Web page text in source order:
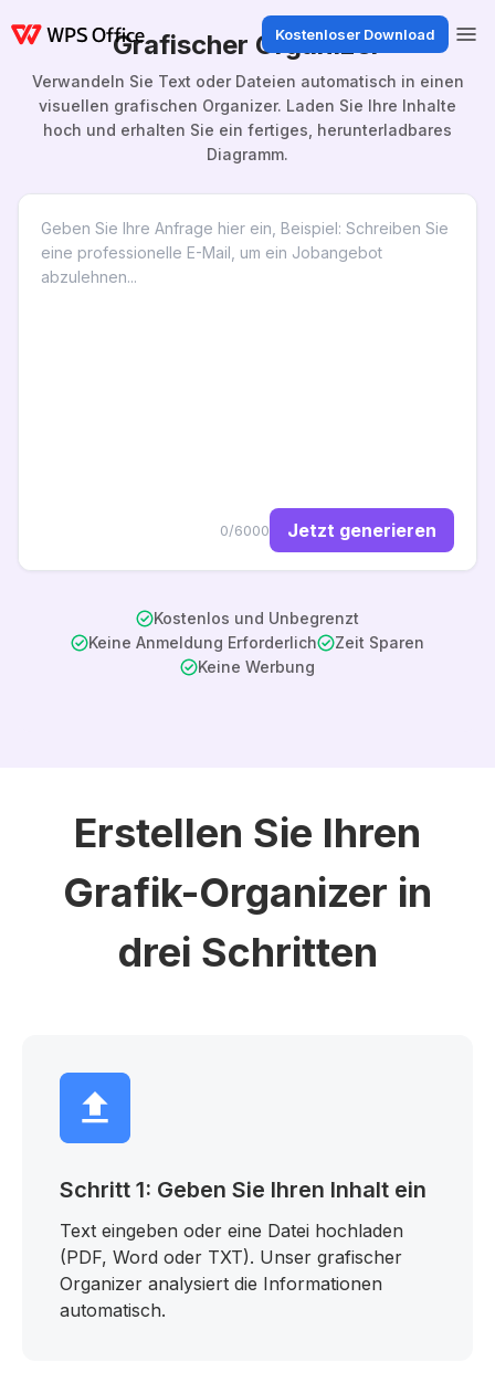
Kostenloser Download
Grafischer Organizer
Verwandeln Sie Text oder Dateien automatisch in einen
visuellen grafischen Organizer. Laden Sie Ihre Inhalte
hoch und erhalten Sie ein fertiges, herunterladbares
Diagramm.
0/6000 Jetzt generieren
Kostenlos und Unbegrenzt
Keine Anmeldung Erforderlich
Zeit Sparen
Keine Werbung
Erstellen Sie Ihren
Grafik-Organizer in
drei Schritten
Schritt 1: Geben Sie Ihren Inhalt ein
Text eingeben oder eine Datei hochladen
(PDF, Word oder TXT). Unser grafischer
Organizer analysiert die Informationen
automatisch.